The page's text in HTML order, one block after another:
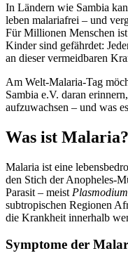
In Ländern wie Sambia
leben malariafrei – und
Für Millionen Menschen
Kinder sind gefährdet:
an dieser vermeidbaren
Am Welt-Malaria-Tag
Sambia e.V. daran
aufzuwachsen – und was
Was ist Malaria?
Malaria ist eine
den Stich der Anopheles-
Parasit – meist
subtropischen Regionen
die Krankheit innerhalb
Symptome der